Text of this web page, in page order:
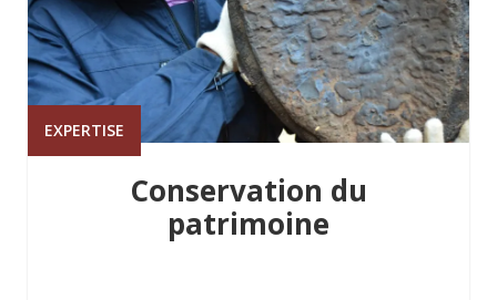
EXPERTISE
Conservation du
patrimoine